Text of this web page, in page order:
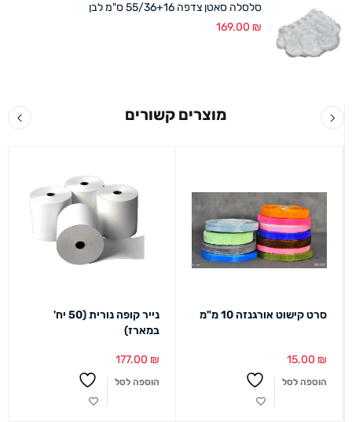
סלסלה סאטן צדפה 55/36+16 ס"מ לבן
169.00 ₪
מוצרים קשורים
סרט קישוט אורגנזה 10 מ"מ
15.00 ₪
הוספה לסל
נייר קופה נורית (50 יח'
במארז)
177.00 ₪
הוספה לסל